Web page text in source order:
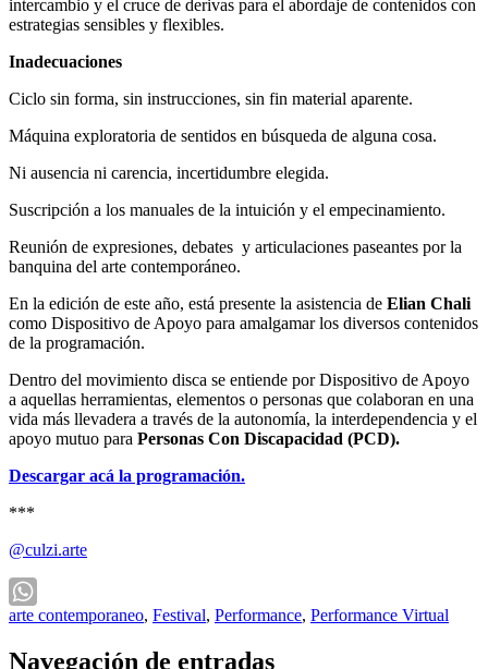
intercambio y el cruce de derivas para el abordaje de contenidos con
estrategias sensibles y flexibles.
Inadecuaciones
Ciclo sin forma, sin instrucciones, sin fin material aparente.
Máquina exploratoria de sentidos en búsqueda de alguna cosa.
Ni ausencia ni carencia, incertidumbre elegida.
Suscripción a los manuales de la intuición y el empecinamiento.
Reunión de expresiones, debates y articulaciones paseantes por la
banquina del arte contemporáneo.
En la edición de este año, está presente la asistencia de Elian Chali
como Dispositivo de Apoyo para amalgamar los diversos contenidos
de la programación.
Dentro del movimiento disca se entiende por Dispositivo de Apoyo
a aquellas herramientas, elementos o personas que colaboran en una
vida más llevadera a través de la autonomía, la interdependencia y el
apoyo mutuo para Personas Con Discapacidad (PCD).
Descargar acá la programación.
***
@culzi.arte
WhatsApp
arte contemporaneo, Festival, Performance, Performance Virtual
Navegación de entradas